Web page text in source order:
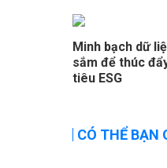
Minh bạch dữ
sắm để thúc
tiêu ESG
CÓ THỂ BẠN